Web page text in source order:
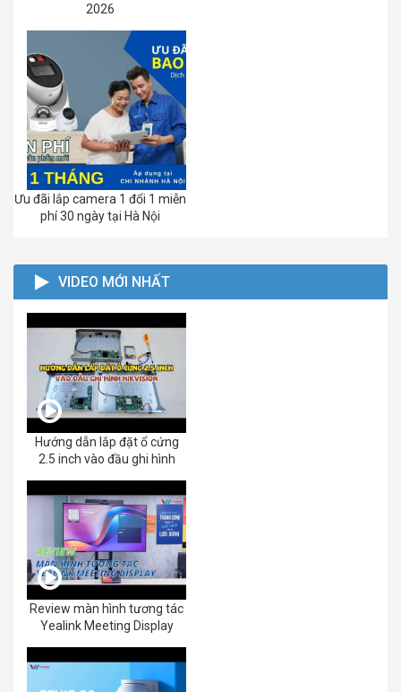
2026
Ưu đãi lắp camera 1 đổi 1 miễn
phí 30 ngày tại Hà Nội
VIDEO MỚI NHẤT
Hướng dẫn lắp đặt ổ cứng
2.5 inch vào đầu ghi hình
Review màn hình tương tác
Yealink Meeting Display